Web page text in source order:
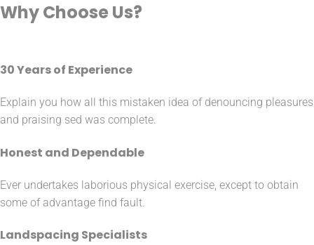
WhyChoose Us?
30 Years of Experience
Explain you how all this mistaken idea of denouncing pleasures
and praising sed was complete.
Honest and Dependable
Ever undertakes laborious physical exercise, except to obtain
some of advantage find fault.
Landspacing Specialists